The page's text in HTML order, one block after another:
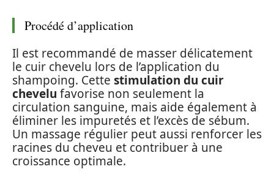
Procédé d’application
Il est recommandé de masser délicatement
le cuir chevelu lors de l’application du
shampoing. Cette stimulation du cuir
chevelu favorise non seulement la
circulation sanguine, mais aide également à
éliminer les impuretés et l’excès de sébum.
Un massage régulier peut aussi renforcer les
racines du cheveu et contribuer à une
croissance optimale.